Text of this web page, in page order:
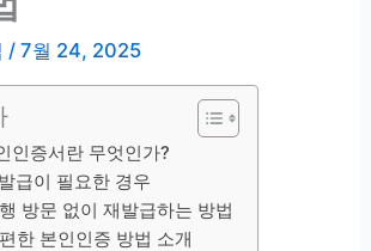
/7월 24, 2025
인증서란 무엇인가?
급이 필요한 경우
방문 없이 재발급하는 방법
한 본인인증 방법 소개